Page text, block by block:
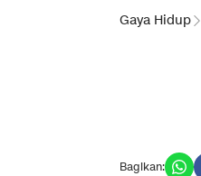
Gaya Hidup
Bagikan: